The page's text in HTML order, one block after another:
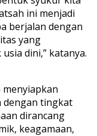
ini menjadi
berjalan dengan
yang
dini,” katanya.
menyiapkan
dengan tingkat
dirancang
keagamaan,